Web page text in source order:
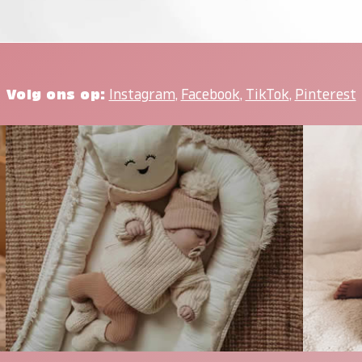
Volg ons op: Instagram, Facebook, TikTok, Pinterest